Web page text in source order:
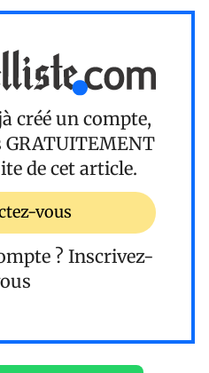
créé un compte,
GRATUITEMENT
de cet article.
vous
? Inscrivez-